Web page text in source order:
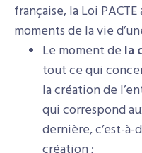
française, la Loi
moments de la vie
Le moment de la
tout ce qui
la création de
qui correspond
dernière, c’est-à-